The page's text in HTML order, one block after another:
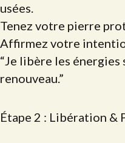
usées.
Tenez votre pierre
Affirmez votre
“Je libère les
renouveau.”
Étape 2 : Libération &